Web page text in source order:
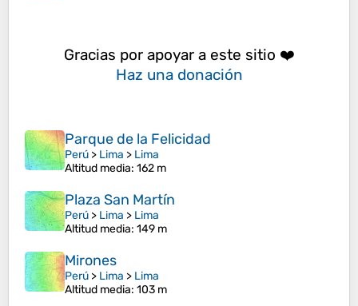
Gracias por apoyar a este sitio ❤️
Haz una donación
Parque de la Felicidad
Perú > Lima > Lima
Altitud media: 162 m
Plaza San Martín
Perú > Lima > Lima
Altitud media: 149 m
Mirones
Perú > Lima > Lima
Altitud media: 103 m